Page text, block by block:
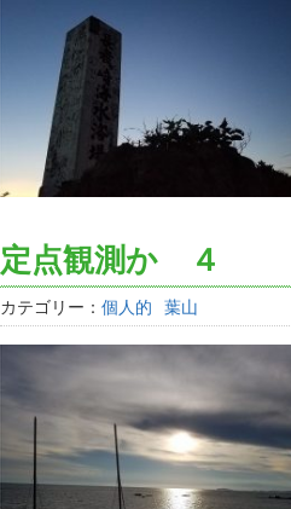
定点観測か ４
カテゴリー： 個人的 葉山